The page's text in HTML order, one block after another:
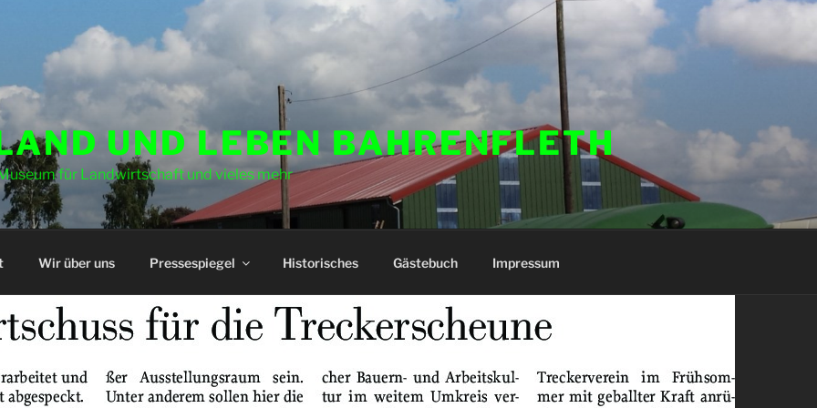
UND LEBEN BAHRENFLETH
für Landwirtschaft und vieles mehr
Wir über uns Pressespiegel Historisches Gästebuch Impressum